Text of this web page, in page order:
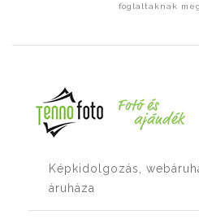
foglaltaknak
Képkidolgozás,
áruháza